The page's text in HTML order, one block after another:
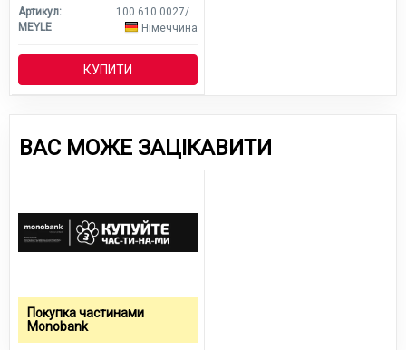
Артикул:
MEYLE
Німеччина
КУПИТИ
ВАС МОЖЕ ЗАЦІКАВИТИ
Покупка частинами
Monobank